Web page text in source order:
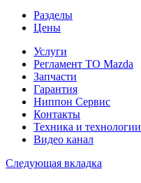
Разделы
Цены
Услуги
Регламент ТО Mazda
Запчасти
Гарантия
Ниппон Сервис
Контакты
Техника и технологии
Видео канал
Следующая вкладка